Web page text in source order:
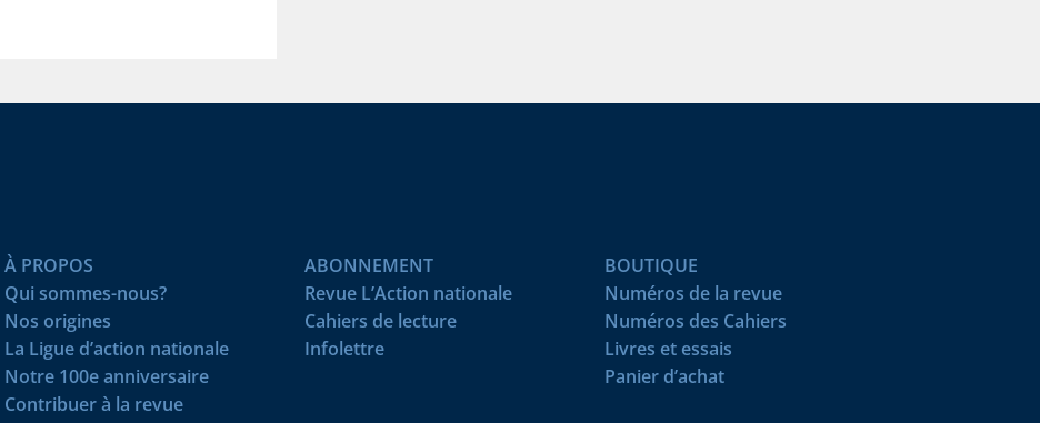
À PROPOS
Qui sommes-nous?
Nos origines
La Ligue d’action nationale
Notre 100e anniversaire
Contribuer à la revue
ABONNEMENT
Revue L’Action nationale
Cahiers de lecture
Infolettre
BOUTIQUE
Numéros de la revue
Numéros des Cahiers
Livres et essais
Panier d’achat